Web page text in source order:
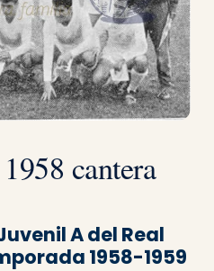
cantera
A del Real
1958-1959